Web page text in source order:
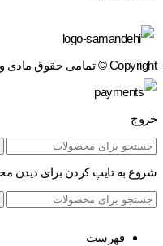
Copyright © تمامی حقوق مادی و معنوی وب سایت محفوظ می باشد
خروج
شروع به تایپ کردن برای دیدن
فهرست